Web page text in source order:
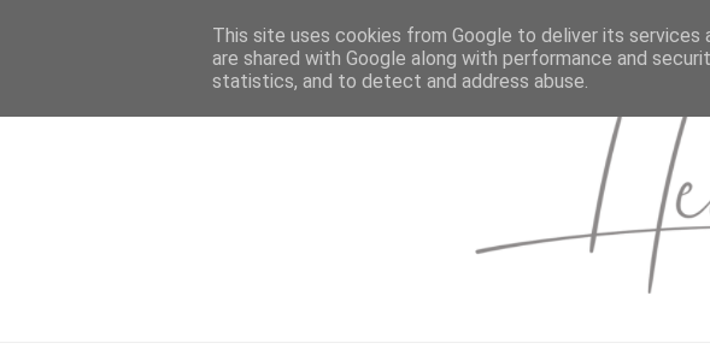
This site uses cookies from Google to deliver its services
are shared with Google along with performance and
statistics, and to detect and address abuse.